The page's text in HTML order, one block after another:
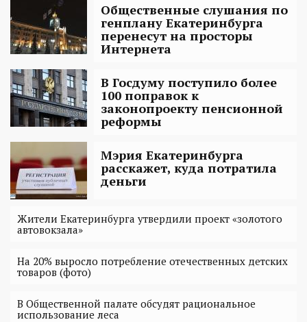
Общественные слушания по
генплану Екатеринбурга
перенесут на просторы
Интернета
В Госдуму поступило более
100 поправок к
законопроекту пенсионной
реформы
Мэрия Екатеринбурга
расскажет, куда потратила
деньги
Жители Екатеринбурга утвердили проект «золотого
автовокзала»
На 20% выросло потребление отечественных детских
товаров (фото)
В Общественной палате обсудят рациональное
использование леса